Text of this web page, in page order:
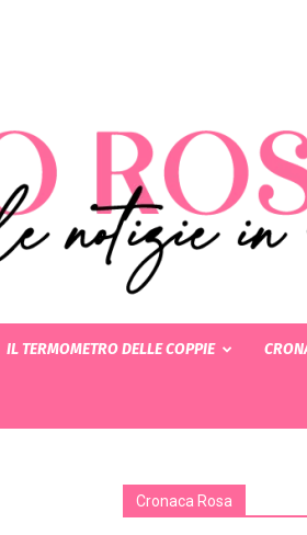
IL TERMOMETRO DELLE COPPIE
Cronaca Rosa